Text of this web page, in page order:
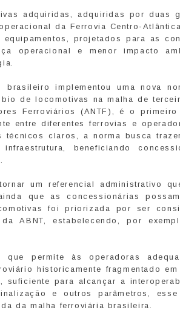
adquiridas, adquiridas por duas
da Ferrovia Centro-
projetados para as
operacional e menor impacto
implementou uma nova
de locomotivas na malha de
Ferroviários (ANTF), é o primeiro
entre diferentes ferrovias e
claros, a norma busca
beneficiando
um referencial administrativo
que as concessionárias
foi priorizada por ser
ABNT, estabelecendo, por
permite às operadoras
historicamente fragmentado em
para alcançar a
e outros parâmetros, esse
da malha ferroviária brasileira.